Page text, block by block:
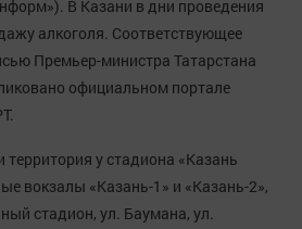
В Казани в дни проведения
алкоголя. Соответствующее
Премьер-министра Татарстана
официальном портале
территория у стадиона «Казань
вокзалы «Казань-1» и «Казань-2»,
стадион, ул. Баумана, ул.